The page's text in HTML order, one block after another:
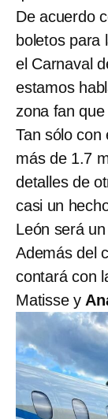
De acuerdo
boletos para
el Carnaval
estamos
zona fan
Tan sólo
más de 1.7
detalles de
casi un
León será
Además del
contará con
Matisse y